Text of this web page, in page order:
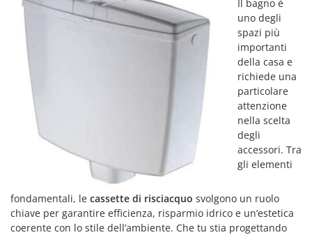
Il bagno è
uno degli
spazi più
importanti
della casa e
richiede una
particolare
attenzione
nella scelta
degli
accessori. Tra
gli elementi
fondamentali, le cassette di risciacquo svolgono un ruolo
chiave per garantire efficienza, risparmio idrico e un’estetica
coerente con lo stile dell’ambiente. Che tu stia progettando